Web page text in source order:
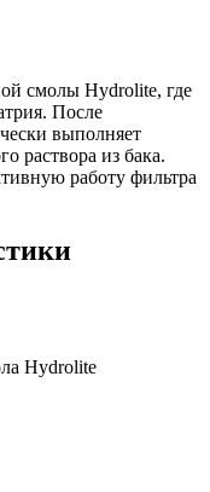
смолы Hydrolite, где
После
выполняет
раствора из бака.
работу фильтра
Hydrolite